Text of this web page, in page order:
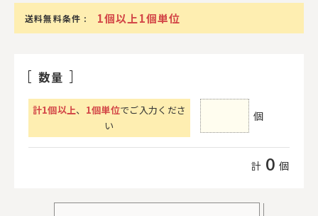
送料無料条件 : 1個以上1個単位
数量
計1個以上、 1個単位でご入力くださ
い
個
計 0 個